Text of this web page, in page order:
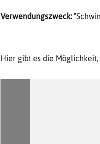
Verwendungszweck:
Hier gibt es die